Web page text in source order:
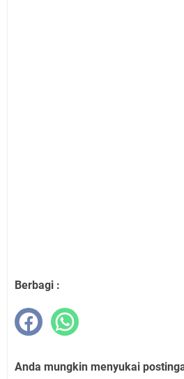
Berbagi :
Anda mungkin menyukai